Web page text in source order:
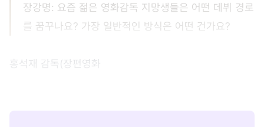
장강명: 요즘 젊은 영화감독 지망생들은 어떤 데뷔 경로
를 꿈꾸나요? 가장 일반적인 방식은 어떤 건가요?
홍석재 감독(장편영화